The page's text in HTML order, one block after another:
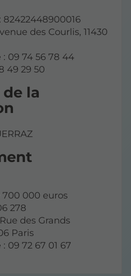
82422448900016
des Courlis, 11430
09 74 56 78 44
49 29 50
la
000 euros
278
des Grands
Paris
09 72 67 01 67